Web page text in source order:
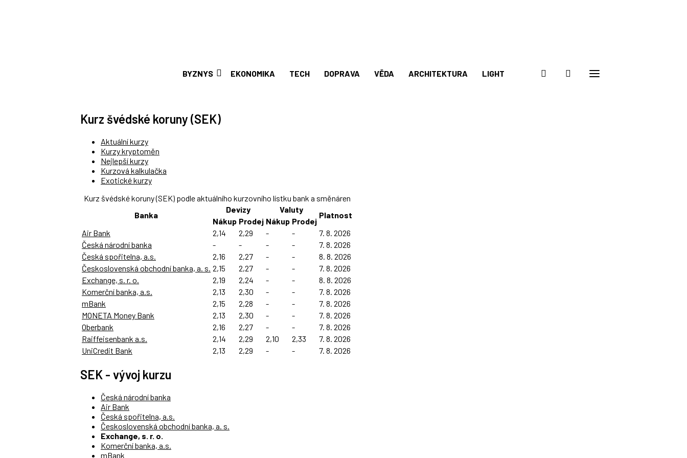
BYZNYS EKONOMIKA TECH DOPRAVA VĚDA ARCHITEKTURA LIGHT
Kurz švédské koruny (SEK)
Aktuální kurzy
Kurzy kryptoměn
Nejlepší kurzy
Kurzová kalkulačka
Exotické kurzy
Kurz švédské koruny (SEK) podle aktuálního kurzovního lístku bank a směnáren
Banka
Devizy Valuty
Platnost
Nákup Prodej Nákup Prodej
Air Bank
2,14 2,29 - -
7. 8. 2026
Česká národní banka
- - - -
7. 8. 2026
Česká spořitelna, a.s.
2,16 2,27 - -
8. 8. 2026
Československá obchodní banka, a. s. 2,15 2,27 - -
7. 8. 2026
Exchange, s. r. o.
2,19 2,24 - -
8. 8. 2026
Komerční banka, a.s.
2,13 2,30 - -
7. 8. 2026
mBank
2,15 2,28 - -
7. 8. 2026
MONETA Money Bank
2,13 2,30 - -
7. 8. 2026
Oberbank
2,16 2,27 - -
7. 8. 2026
Raiffeisenbank a.s.
2,14 2,29 2,10 2,33
7. 8. 2026
UniCredit Bank
2,13 2,29 - - 7. 8. 2026
SEK - vývoj kurzu
Česká národní banka
Air Bank
Česká spořitelna, a.s.
Československá obchodní banka, a. s.
Exchange, s. r. o.
Komerční banka, a.s.
mBank